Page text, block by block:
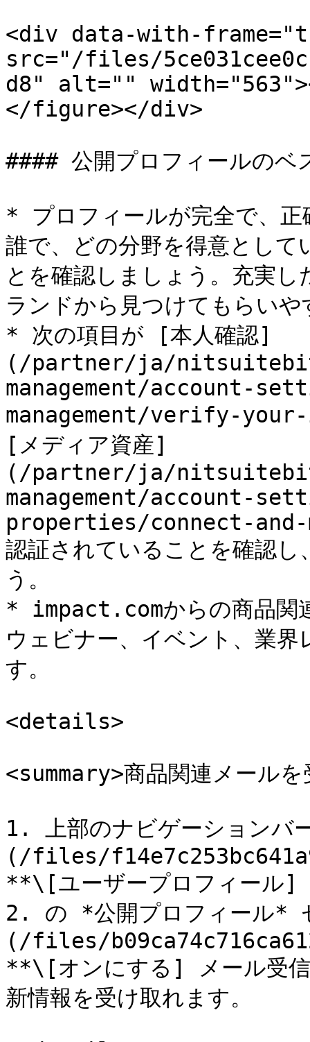
<div data-with-
src="/files/
d8" alt=""
</figure></div>
#### 公開プロフィールのベ
* プロフィールが完全で、正
誰で、どの分野を得意とし
とを確認しましょう。充実
ランドから見つけてもらいや
* 次の項目が [本人確認]
(/partner/ja/
management/account-
management/verify-
[メディア資産]
(/partner/ja/
management/account-
properties/connect-and-
認証されていることを確認
う。
* impact.comからの商品関
ウェビナー、イベント、業
す。
<details>
<summary>商品関連メール
1. 上部のナビゲーション
(/files/
**\[ユーザープロフィール
2. の *公開プロフィール*
(/files/
**\[オンにする] メール受
新情報を受け取れます。